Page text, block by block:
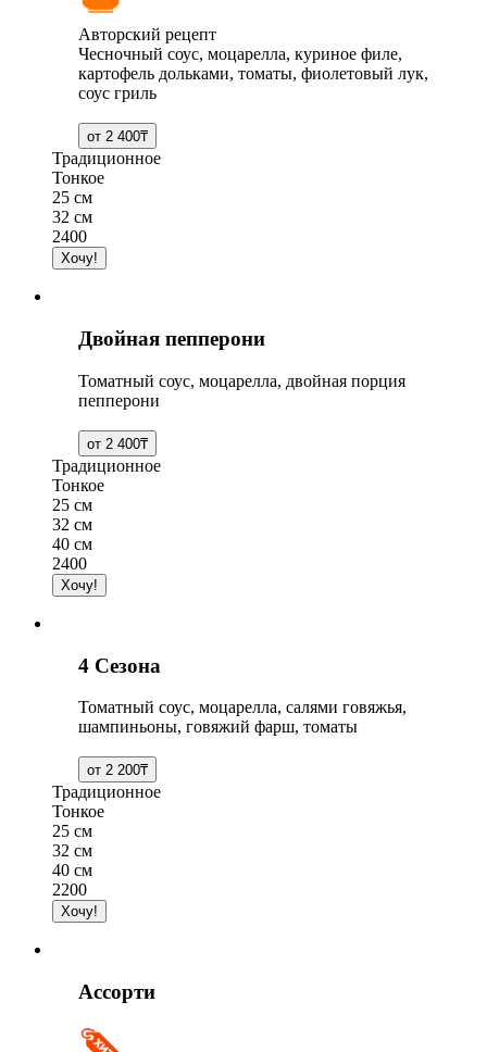
Авторский рецепт
Чесночный соус, моцарелла, куриное филе,
картофель дольками, томаты, фиолетовый лук,
соус гриль
Традиционное
Тонкое
25 см
32 см
2400
Двойная пепперони
Томатный соус, моцарелла, двойная порция
пепперони
Традиционное
Тонкое
25 см
32 см
40 см
2400
4 Сезона
Томатный соус, моцарелла, салями говяжья,
шампиньоны, говяжий фарш, томаты
Традиционное
Тонкое
25 см
32 см
40 см
2200
Ассорти